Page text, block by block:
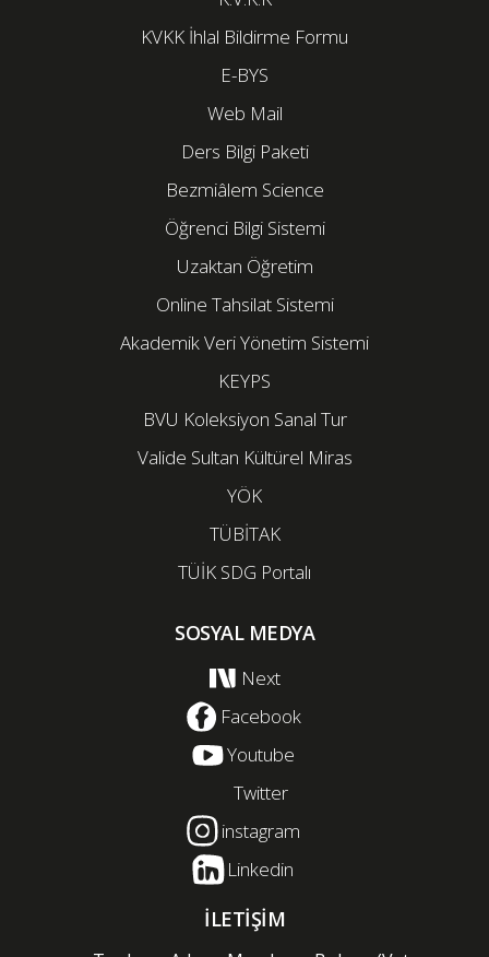
KVKK İhlal Bildirme Formu
E-BYS
Web Mail
Ders Bilgi Paketi
Bezmiâlem Science
Öğrenci Bilgi Sistemi
Uzaktan Öğretim
Online Tahsilat Sistemi
Akademik Veri Yönetim Sistemi
KEYPS
BVU Koleksiyon Sanal Tur
Valide Sultan Kültürel Miras
YÖK
TÜBİTAK
TÜİK SDG Portalı
SOSYAL MEDYA
Next
Facebook
Youtube
Twitter
instagram
Linkedin
İLETİŞİM